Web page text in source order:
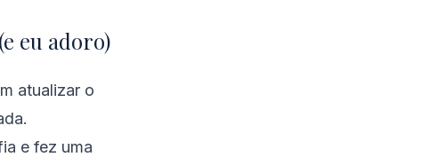
eu adoro)
atualizar o
e fez uma